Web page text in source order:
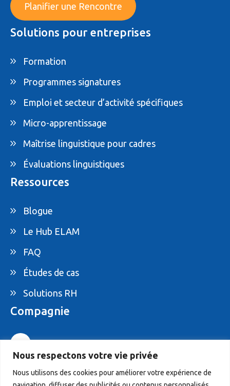
Nous respectons votre vie privée
Nous utilisons des cookies pour améliorer votre expérience de
Planifier une Rencontre
Solutions pour entreprises
Formation
Programmes signatures
Emploi et secteur d’activité spécifiques
Micro-apprentissage
Maîtrise linguistique pour cadres
Évaluations linguistiques
Ressources
Blogue
Le Hub ELAM
FAQ
Études de cas
Solutions RH
Compagnie
1-877-395-ELAM
info@elam.ca